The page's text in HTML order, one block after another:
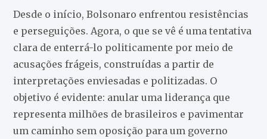
Desde o início, Bolsonaro enfrentou resistências
e perseguições. Agora, o que se vê é uma tentativa
clara de enterrá-lo politicamente por meio de
acusações frágeis, construídas a partir de
interpretações enviesadas e politizadas. O
objetivo é evidente: anular uma liderança que
representa milhões de brasileiros e pavimentar
um caminho sem oposição para um governo